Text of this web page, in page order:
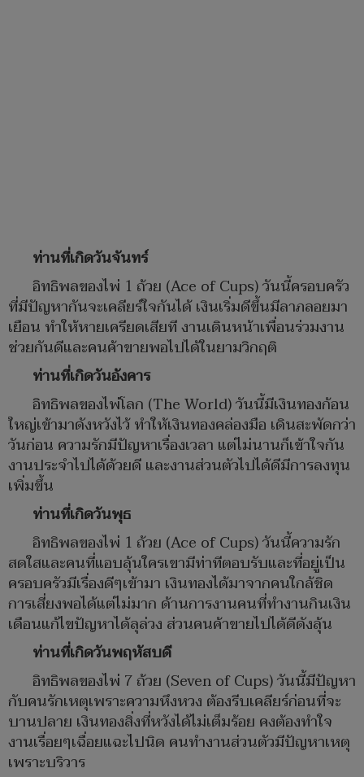
ท่านที่เกิดวันจันทร์
อิทธิพลของไพ่ 1 ถ้วย (Ace of Cups) วันนี้ครอบครัว
ที่มีปัญหากันจะเคลียร์ใจกันได้ เงินเริ่มดีขึ้นมีลาภลอยมา
เยือน ทำให้หายเครียดเสียที งานเดินหน้าเพื่อนร่วมงาน
ช่วยกันดีและคนค้าขายพอไปได้ในยามวิกฤติ
ท่านที่เกิดวันอังคาร
อิทธิพลของไพ่​โลก (The World) วันนี้มีเงินทองก้อน
ใหญ่เข้ามาดังหวังไว้ ทำให้เงินทองคล่องมือ เดินสะพัดกว่า
วันก่อน ความรักมีปัญหาเรื่องเวลา แต่ไม่นานก็เข้าใจกัน
งานประจำไปได้ด้วยดี และงานส่วนตัวไปได้ดีมีการลงทุน
เพิ่มขึ้น
ท่านที่เกิดวันพุธ
อิทธิพลของไพ่ 1 ถ้วย (Ace of Cups) วันนี้ความรัก
สดใสและคนที่แอบลุ้นใครเขามีท่าทีตอบรับและที่อยู่เป็น
ครอบครัวมีเรื่องดีๆเข้ามา เงินทองได้มาจากคนใกล้ชิด
การเสี่ยงพอได้แต่ไม่มาก ด้านการงานคนที่ทำงานกินเงิน
เดือนแก้ไขปัญหาได้ลุล่วง ส่วนคนค้าขายไปได้ดีดังลุ้น
ท่านที่เกิดวันพฤหัสบดี
อิทธิพลของไพ่ 7 ถ้วย (Seven of Cups) วันนี้มีปัญหา
กับคนรักเหตุเพราะความหึงหวง ต้องรีบเคลียร์ก่อนที่จะ
บานปลาย เงินทองสิ่งที่หวังได้ไม่เต็มร้อย คงต้องทำใจ
งานเรื่อยๆเฉื่อยแฉะไปนิด คนทำงานส่วนตัวมีปัญหาเหตุ
เพราะบริวาร